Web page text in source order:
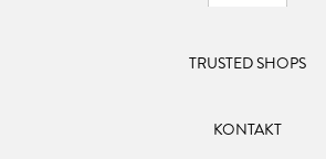
TRUSTED SHOPS
KONTAKT